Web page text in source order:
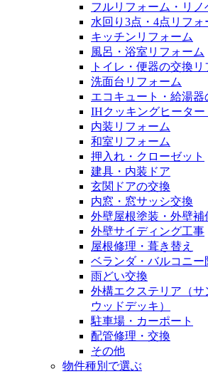
フルリフォーム・リノ
水回り3点・4点リフォ
キッチンリフォーム
風呂・浴室リフォーム
トイレ・便器の交換リ
洗面台リフォーム
エコキュート・給湯
IHクッキングヒーター
内装リフォーム
和室リフォーム
押入れ・クローゼット
建具・内装ドア
玄関ドアの交換
内窓・窓サッシ交換
外壁屋根塗装・外壁補
外壁サイディング工事
屋根修理・葺き替え
ベランダ・バルコニー
雨どい交換
外構エクステリア（サ
ウッドデッキ）
駐車場・カーポート
配管修理・交換
その他
物件種別で選ぶ